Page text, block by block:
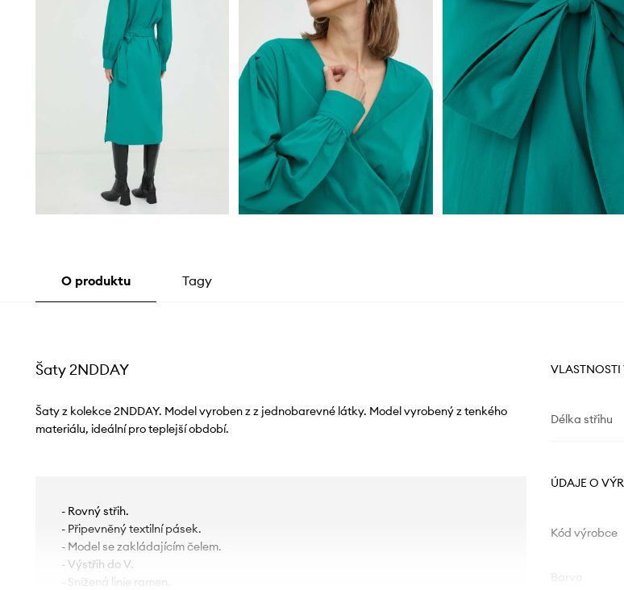
O produktu Tagy
Šaty 2NDDAY
Šaty z kolekce 2NDDAY. Model vyroben z z jednobarevné látky. Model vyrobený z tenkého
materiálu, ideální pro teplejší období.
- Rovný střih.
- Připevněný textilní pásek.
- Model se zakládajícím čelem.
- Výstřih do V.
- Snížená linie ramen.
VLASTNOSTI
Délka střihu
ÚDAJE O
Kód výrobce